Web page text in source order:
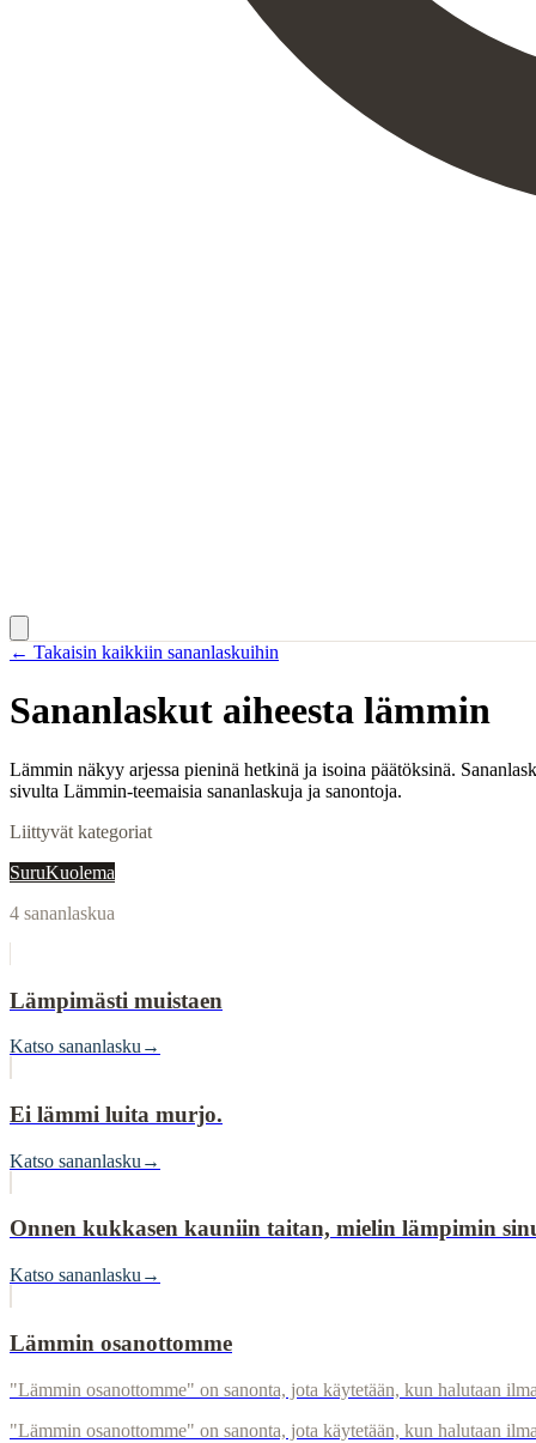
← Takaisin kaikkiin sananlaskuihin
Sananlaskut aiheesta lämmin
Lämmin näkyy arjessa pieninä hetkinä ja isoina päätöksinä.
sivulta Lämmin-teemaisia sananlaskuja ja sanontoja.
Liittyvät kategoriat
SuruKuolema
4 sananlaskua
Lämpimästi muistaen
Katso sananlasku →
Ei lämmi luita murjo.
Katso sananlasku →
Onnen kukkasen kauniin taitan, mielin lämpimin
Katso sananlasku →
Lämmin osanottomme
"Lämmin osanottomme" on sanonta, jota käytetään, kun halutaan
"Lämmin osanottomme" on sanonta, jota käytetään, kun halutaan